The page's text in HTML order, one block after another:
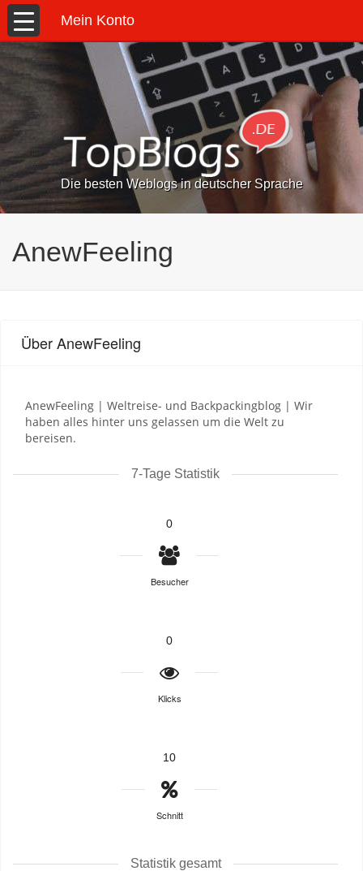
Mein Konto
Die besten Weblogs in deutscher Sprache
AnewFeeling
Über AnewFeeling
AnewFeeling | Weltreise- und Backpackingblog | Wir
haben alles hinter uns gelassen um die Welt zu
bereisen.
7-Tage Statistik
0
Besucher
0
Klicks
10
Schnitt
Statistik gesamt